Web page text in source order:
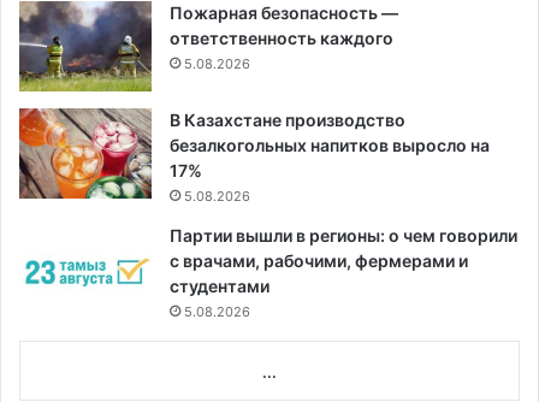
Пожарная безопасность —
ответственность каждого
5.08.2026
В Казахстане производство
безалкогольных напитков выросло на
17%
5.08.2026
Партии вышли в регионы: о чем говорили
с врачами, рабочими, фермерами и
студентами
5.08.2026
...